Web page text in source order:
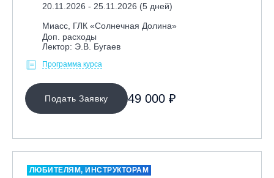
МЕСТО ПРОВЕДЕНИЯ
ОЧИСТИТЬ ФИЛЬТР
20.11.2026 - 25.11.2026 (5 дней)
Миасс, ГЛК «Солнечная Долина»
Доп. расходы
Лектор: Э.В. Бугаев
Программа курса
Подать Заявку 49 000 ₽
ЛЮБИТЕЛЯМ, ИНСТРУКТОРАМ